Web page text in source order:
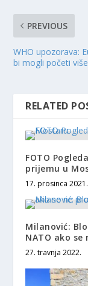
PREVIOUS
WHO upozorava:
bi mogli početi
RELATED
FOTO
prijemu u
17. prosinca 2021.
Milanović:
NATO ako
27. travnja 2022.